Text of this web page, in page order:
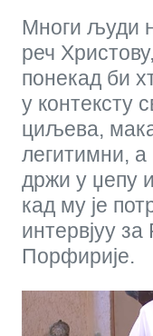
Многи људи
реч
понекад би
у контексту
циљева,
легитимни,
држи у џепу
кад му је
интервјуу
Порфирије.